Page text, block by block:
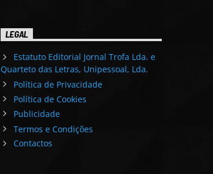
LEGAL
Estatuto Editorial Jornal Trofa Lda. e
Quarteto das Letras, Unipessoal, Lda.
Política de Privacidade
Política de Cookies
Publicidade
Termos e Condições
Contactos